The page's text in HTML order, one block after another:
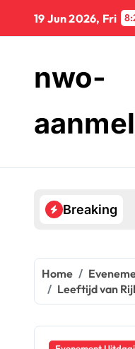
content
19 Jun 2026, Fri
nwo-
Breaking
Home
Leeftijd van